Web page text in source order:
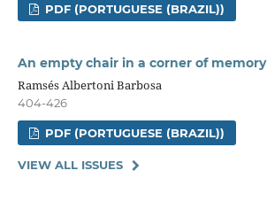
PDF (PORTUGUESE (BRAZIL))
An empty chair in a corner of memory
Ramsés Albertoni Barbosa
404-426
PDF (PORTUGUESE (BRAZIL))
VIEW ALL ISSUES